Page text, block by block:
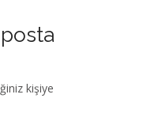
kişiye